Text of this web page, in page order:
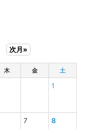
次月»
木 金 土
1
7 8